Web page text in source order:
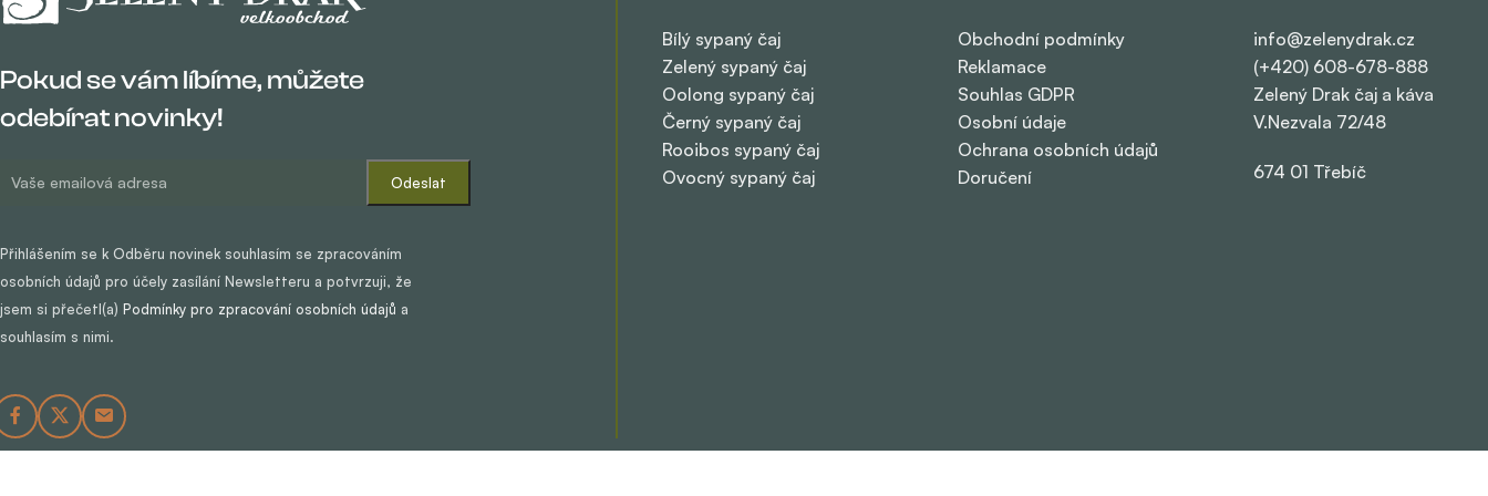
Pokud se vám líbíme, můžete
odebírat novinky!
Přihlášením se k Odběru novinek souhlasím se zpracováním
osobních údajů pro účely zasílání Newsletteru a potvrzuji, že
jsem si přečetl(a) Podmínky pro zpracování osobních údajů a
souhlasím s nimi.
Bílý sypaný čaj
Zelený sypaný čaj
Oolong sypaný čaj
Černý sypaný čaj
Rooibos sypaný čaj
Ovocný sypaný čaj
Obchodní podmínky
Reklamace
Souhlas GDPR
Osobní údaje
Ochrana osobních údajů
Doručení
info@zelenydrak.cz
(+420) 608-678-888
Zelený Drak čaj a káva
V.Nezvala 72/48
674 01 Třebíč